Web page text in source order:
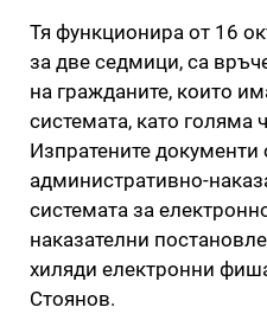
Тя функционира от 16
за две седмици, са
на гражданите, които
системата, като голяма
Изпратените
административно-
системата за
наказателни
хиляди електронни
Стоянов.